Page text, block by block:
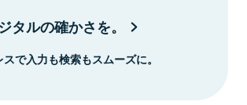
タルの確かさを。
で入力も検索もスムーズに。